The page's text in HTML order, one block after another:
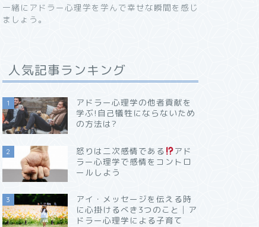
一緒にアドラー心理学を学んで幸せな瞬間を感じ
ましょう。
人気記事ランキング
1
アドラー心理学の他者貢献を
学ぶ!自己犠牲にならないため
の方法は?
2 怒りは二次感情である
アド
ラー心理学で感情をコントロ
ールしよう
3
アイ・メッセージを伝える時
に心掛けるべき3つのこと│ア
ドラー心理学による子育て